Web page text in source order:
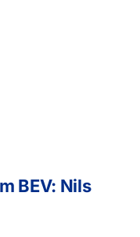
BEV: Nils